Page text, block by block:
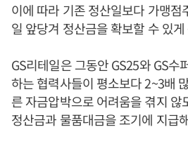
이에 따라 기존 정산일보다 가맹점
일 앞당겨 정산금을 확보할 수 있게
GS리테일은 그동안 GS25와 GS수
하는 협력사들이 평소보다 2~3배
른 자금압박으로 어려움을 겪지 않
정산금과 물품대금을 조기에 지급